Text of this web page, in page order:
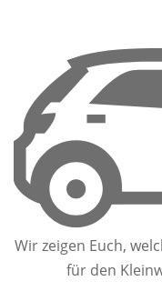
Wir zeigen Euch,
für den